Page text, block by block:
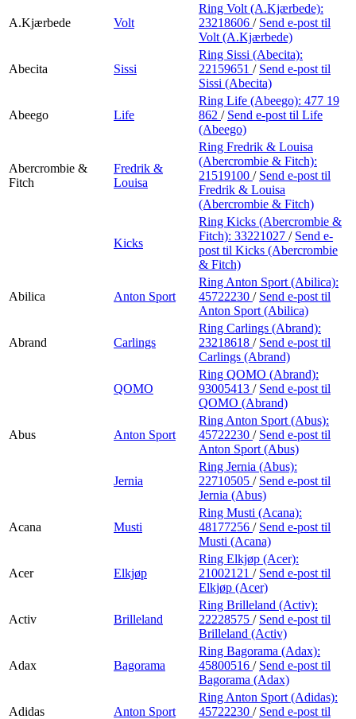
A.Kjærbede Volt
Ring Volt (A.Kjærbede):
23218606 / Send e-post til
Volt (A.Kjærbede)
Abecita Sissi
Ring Sissi (Abecita):
22159651 / Send e-post til
Sissi (Abecita)
Abeego Life
Ring Life (Abeego): 477 19
862 / Send e-post til Life
(Abeego)
Abercrombie &
Fitch
Fredrik &
Louisa
Ring Fredrik & Louisa
(Abercrombie & Fitch):
21519100 / Send e-post til
Fredrik & Louisa
(Abercrombie & Fitch)
Kicks
Ring Kicks (Abercrombie &
Fitch): 33221027 / Send e-
post til Kicks (Abercrombie
& Fitch)
Abilica Anton Sport
Ring Anton Sport (Abilica):
45722230 / Send e-post til
Anton Sport (Abilica)
Abrand Carlings
Ring Carlings (Abrand):
23218618 / Send e-post til
Carlings (Abrand)
QOMO
Ring QOMO (Abrand):
93005413 / Send e-post til
QOMO (Abrand)
Abus Anton Sport
Ring Anton Sport (Abus):
45722230 / Send e-post til
Anton Sport (Abus)
Jernia
Ring Jernia (Abus):
22710505 / Send e-post til
Jernia (Abus)
Acana Musti
Ring Musti (Acana):
48177256 / Send e-post til
Musti (Acana)
Acer Elkjøp
Ring Elkjøp (Acer):
21002121 / Send e-post til
Elkjøp (Acer)
Activ Brilleland
Ring Brilleland (Activ):
22228575 / Send e-post til
Brilleland (Activ)
Adax Bagorama
Ring Bagorama (Adax):
45800516 / Send e-post til
Bagorama (Adax)
Adidas Anton Sport
Ring Anton Sport (Adidas):
45722230 / Send e-post til